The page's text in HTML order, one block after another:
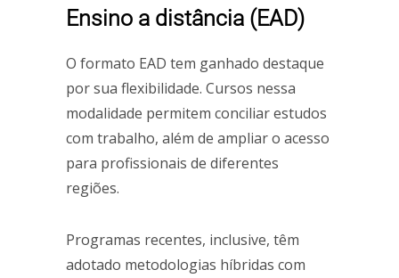
Ensino a distância (EAD)
O formato EAD tem ganhado destaque
por sua flexibilidade. Cursos nessa
modalidade permitem conciliar estudos
com trabalho, além de ampliar o acesso
para profissionais de diferentes
regiões.
Programas recentes, inclusive, têm
adotado metodologias híbridas com